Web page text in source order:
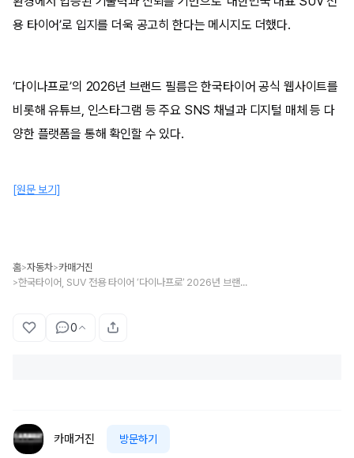
용 타이어’로 입지를 더욱 공고히 한다는 메시지도 더했다.
‘다이나프로’의 2026년 브랜드 필름은 한국타이어 공식 웹사이트를
비롯해 유튜브, 인스타그램 등 주요 SNS 채널과 디지털 매체 등 다
양한 플랫폼을 통해 확인할 수 있다.
[원문 보기]
홈>자동차>카매거진
> 한국타이어, SUV 전용 타이어 ‘다이나프로’ 2026년 브랜드 필름 공개
0
카매거진 방문하기